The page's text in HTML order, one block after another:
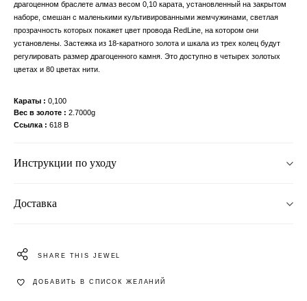
драгоценном браслете алмаз весом 0,10 карата, установленный на закрытом
наборе, смешан с маленькими культивированными жемчужинами, светлая
прозрачность которых покажет цвет провода RedLine, на котором они
установлены. Застежка из 18-каратного золота и шкала из трех колец будут
регулировать размер драгоценного камня. Это доступно в четырех золотых
цветах и ​​80 цветах нити.
Караты
0,100
Вес в золоте
2.7000g
Ссылка
618 B
Инструкции по уходу
Доставка
SHARE THIS JEWEL
ДОБАВИТЬ В СПИСОК ЖЕЛАНИЙ